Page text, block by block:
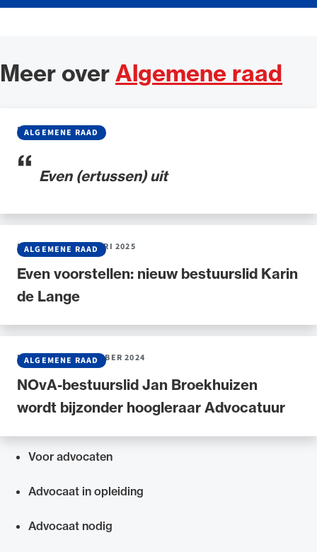
Meer over Algemene raad
Even (ertussen) uit
ALGEMENE RAAD
BLOG• 03 JULI 2025
Even voorstellen: nieuw bestuurslid Karin
de Lange
ALGEMENE RAAD
NIEUWS• 31 JANUARI 2025
NOvA-bestuurslid Jan Broekhuizen
wordt bijzonder hoogleraar Advocatuur
ALGEMENE RAAD
NIEUWS• 04 DECEMBER 2024
Voor advocaten
Advocaat in opleiding
Advocaat nodig